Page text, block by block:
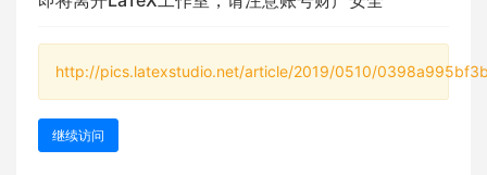
http://pics.latexstudio.net/article/2019/0510/
继续访问